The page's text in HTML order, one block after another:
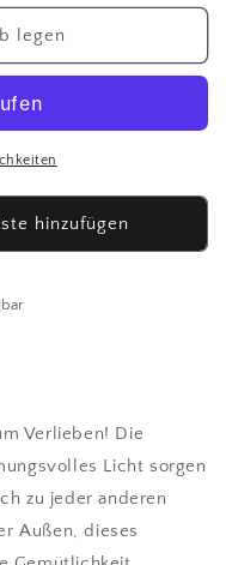
legen
hinzufügen
Verlieben! Die
Licht sorgen
zu jeder anderen
Außen, dieses